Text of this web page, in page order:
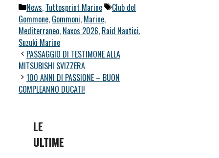
Categorie
News, Tuttosprint Marine Tag
Club del
Gommone, Gommoni, Marine,
Mediterraneo, Naxos 2026, Raid Nautici,
Suzuki Marine
PASSAGGIO DI TESTIMONE ALLA
MITSUBISHI SVIZZERA
100 ANNI DI PASSIONE – BUON
COMPLEANNO DUCATI!
LE
ULTIME